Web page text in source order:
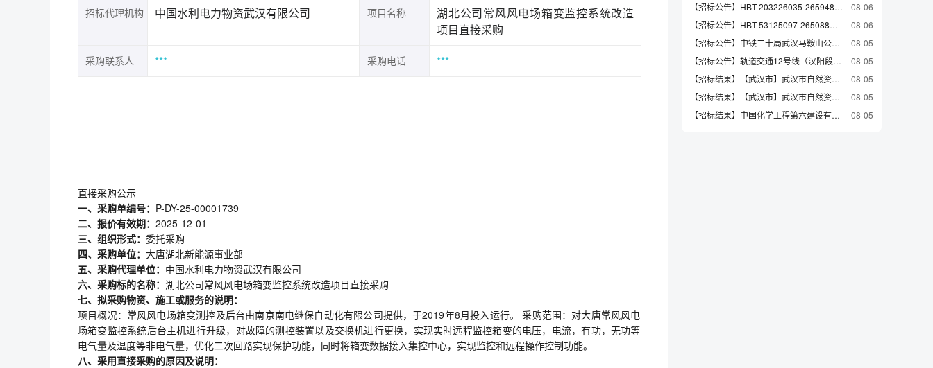
招标代理机构 中国水利电力物资武汉有限公司 项目名称
湖北公司常风风电场箱变监控系统改造
项目直接采购
采购联系人 *** 采购电话 ***
直接采购公示
一、采购单编号： P-DY-25-00001739
二、报价有效期： 2025-12-01
三、组织形式： 委托采购
四、采购单位： 大唐湖北新能源事业部
五、采购代理单位： 中国水利电力物资武汉有限公司
六、采购标的名称： 湖北公司常风风电场箱变监控系统改造项目直接采购
七、拟采购物资、施工或服务的说明：
项目概况：常风风电场箱变测控及后台由南京南电继保自动化有限公司提供，于2019年8月投入运行。 采购范围：对大唐常风风电
场箱变监控系统后台主机进行升级，对故障的测控装置以及交换机进行更换，实现实时远程监控箱变的电压，电流，有功，无功等
电气量及温度等非电气量，优化二次回路实现保护功能，同时将箱变数据接入集控中心，实现监控和远程操作控制功能。
八、采用直接采购的原因及说明：
【招标公告】HBT-203226035-265948湖北中医药大学中医药传承创新发展重大科研设备更新项目（十五）第二次招标公告
08-06
【招标公告】HBT-53125097-265088马池片区道路改造工程-水网科创中心出口工程弱电迁改采购公告
08-06
【招标公告】中铁二十局武汉马鞍山公园项目商品混凝土采购补遗公告
08-05
【招标公告】轨道交通12号线（汉阳段）沿线空间配套停车场建设项目（EPC）
08-05
【招标结果】【武汉市】武汉市自然资源和城乡建设局武汉市详细规划创新研究及试点编制中标结果公告
08-05
【招标结果】【武汉市】武汉市自然资源和城乡建设局武汉市国土空间专项规划评估及优化中标结果公告
08-05
【招标结果】中国化学工程第六建设有限公司-城市水源替代工程清水主管施工项目-基坑支护与土石方工程成交候选人公示
08-05